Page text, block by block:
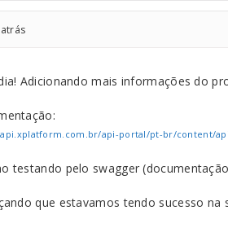
Adicionando mais informações do
api-portal/pt-br/content/
testando pelo swagger
que estavamos tendo sucesso